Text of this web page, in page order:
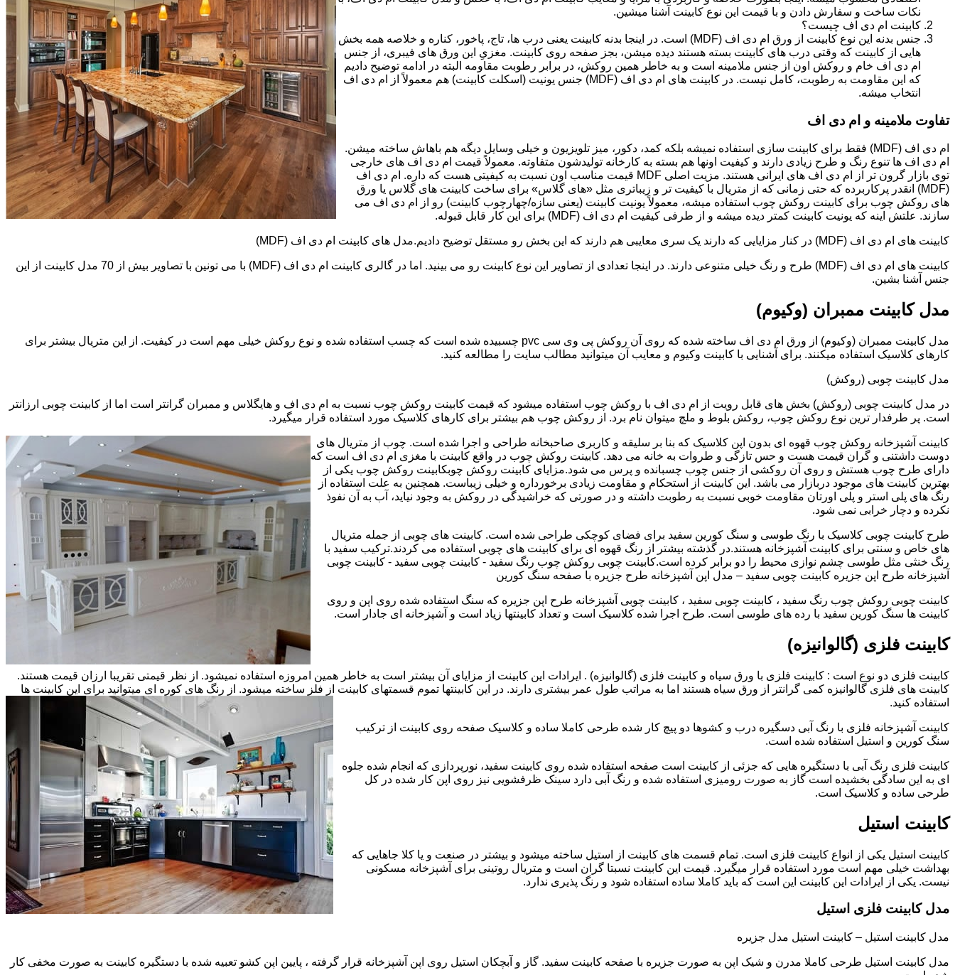
نکات ساخت و سفارش دادن و با قیمت این نوع کابینت آشنا میشین.
کابینت ام دی اف چیست؟
جنس بدنه این نوع کابینت از ورق ام دی اف (MDF) است. در اینجا بدنه کابینت یعنی درب ها، تاج، پاخور، کناره و خلاصه همه بخش
هایی از کابینت که وقتی درب های کابینت بسته هستند دیده میشن، بجز صفحه روی کابینت. مغزیِ این ورق های فیبری، از جنس
ام دی اف خام و روکش اون از جنس ملامینه است و به خاطر همین روکش، در برابر رطوبت مقاومه البته در ادامه توضیح دادیم
که این مقاومت به رطوبت، کامل نیست. در کابینت های ام دی اف (MDF) جنس یونیت (اسکلت کابینت) هم معمولاً از ام دی اف
انتخاب میشه.
تفاوت ملامینه و ام دی اف
ام دی اف (MDF) فقط برای کابینت سازی استفاده نمیشه بلکه کمد، دکور، میز تلویزیون و خیلی وسایل دیگه هم باهاش ساخته میشن.
ام دی اف ها تنوع رنگ و طرح زیادی دارند و کیفیت اونها هم بسته به کارخانه تولیدشون متفاوته. معمولاً قیمت ام دی اف های خارجی
توی بازار گرون تر از ام دی اف های ایرانی هستند. مزیت اصلی MDF قیمت مناسب اون نسبت به کیفیتی هست که داره. ام دی اف
(MDF) انقدر پرکاربرده که حتی زمانی که از متریال با کیفیت تر و زیباتری مثل «های گلاس» برای ساخت کابینت های گلاس یا ورق
های روکش چوب برای کابینت روکش چوب استفاده میشه، معمولاً یونیت کابینت (یعنی سازه/چهارچوب کابینت) رو از ام دی اف می
سازند. علتش اینه که یونیت کابینت کمتر دیده میشه و از طرفی کیفیت ام دی اف (MDF) برای این کار قابل قبوله.
کابینت های ام دی اف (MDF) در کنار مزایایی که دارند یک سری معایبی هم دارند که این بخش رو مستقل توضیح دادیم.مدل های کابینت ام دی اف (MDF)
کابینت های ام دی اف (MDF) طرح و رنگ خیلی متنوعی دارند. در اینجا تعدادی از تصاویر این نوع کابینت رو می بینید. اما در گالری کابینت ام دی اف (MDF) با می تونین با تصاویر بیش از 70 مدل کابینت از این
جنس آشنا بشین.
مدل کابینت ممبران (وکیوم)
مدل کابینت ممبران (وکیوم) از ورق ام دی اف ساخته شده که روی آن روکش پی وی سی pvc چسبیده شده است که چسب استفاده شده و نوع روکش خیلی مهم است در کیفیت. از این متریال بیشتر برای
کارهای کلاسیک استفاده میکنند. برای آشنایی با کابینت وکیوم و معایب آن میتوانید مطالب سایت را مطالعه کنید.
مدل کابینت چوبی (روکش)
در مدل کابینت چوبی (روکش) بخش های قابل رویت از ام دی اف با روکش چوب استفاده میشود که قیمت کابینت روکش چوب نسبت به ام دی اف و هایگلاس و ممبران گرانتر است اما از کابینت چوبی ارزانتر
است. پر طرفدار ترین نوع روکش چوب، روکش بلوط و ملچ میتوان نام برد. از روکش چوب هم بیشتر برای کارهای کلاسیک مورد استفاده قرار میگیرد.
کابینت آشپزخانه روکش چوب قهوه ای بدون اپن کلاسیک که بنا بر سلیقه و کاربری صاحبخانه طراحی و اجرا شده است. چوب از متریال های
دوست داشتنی و گران قیمت هست و حس تازگی و طروات به خانه می دهد. کابینت روکش چوب در واقع کابینت با مغزی ام دی اف است که
دارای طرح چوب هستش و روی آن روکشی از جنس چوب چسبانده و پرس می شود.مزایای کابینت روکش چوبکابینت روکش چوب یکی از
بهترین کابینت های موجود دربازار می باشد. این کابینت از استحکام و مقاومت زیادی برخورداره و خیلی زیباست. همچنین به علت استفاده از
رنگ های پلی استر و پلی اورتان مقاومت خوبی نسبت به رطوبت داشته و در صورتی که خراشیدگی در روکش به وجود نیاید، آب به آن نفوذ
نکرده و دچار خرابی نمی شود.
طرح کابینت چوبی کلاسیک با رنگ طوسی و سنگ کورین سفید برای فضای کوچکی طراحی شده است. کابینت های چوبی از جمله متریال
های خاص و سنتی برای کابینت آشپزخانه هستند.در گذشته بیشتر از رنگ قهوه ای برای کابینت های چوبی استفاده می کردند.ترکیب سفید با
رنگ خنثی مثل طوسی چشم نوازی محیط را دو برابر کرده است.کابینت چوبی روکش چوب رنگ سفید - کابینت چوبی سفید - کابینت چوبی
آشپزخانه طرح اپن جزیره کابینت چوبی سفید – مدل اپن آشپزخانه طرح جزیره با صفحه سنگ کورین
کابینت چوبی روکش چوب رنگ سفید ، کابینت چوبی سفید ، کابینت چوبی آشپزخانه طرح اپن جزیره که سنگ استفاده شده روی اپن و روی
کابینت ها سنگ کورین سفید با رده های طوسی است. طرح اجرا شده کلاسیک است و تعداد کابینتها زیاد است و آشپزخانه ای جادار است.
کابینت فلزی (گالوانیزه)
کابینت فلزی دو نوع است : کابینت فلزی با ورق سیاه و کابینت فلزی (گالوانیزه) . ایرادات این کابینت از مزایای آن بیشتر است به خاطر همین امروزه استفاده نمیشود. از نظر قیمتی تقریبا ارزان قیمت هستند.
کابینت های فلزی گالوانیزه کمی گرانتر از ورق سیاه هستند اما به مراتب طول عمر بیشتری دارند. در این کابینتها تموم قسمتهای کابینت از فلز ساخته میشود. از رنگ های کوره ای میتوانید برای این کابینت ها
استفاده کنید.
کابینت آشپزخانه فلزی با رنگ آبی دسگیره درب و کشوها دو پیچ کار شده طرحی کاملا ساده و کلاسیک صفحه روی کابینت از ترکیب
سنگ کورین و استیل استفاده شده است.
کابینت فلزی رنگ آبی با دستگیره هایی که جزئی از کابینت است صفحه استفاده شده روی کابینت سفید، نورپردازی که انجام شده جلوه
ای به این سادگی بخشیده است گاز به صورت رومیزی استفاده شده و رنگ آبی دارد سینک ظرفشویی نیز روی اپن کار شده در کل
طرحی ساده و کلاسیک است.
کابینت استیل
کابینت استیل یکی از انواع کابینت فلزی است. تمام قسمت های کابینت از استیل ساخته میشود و بیشتر در صنعت و یا کلا جاهایی که
بهداشت خیلی مهم است مورد استفاده قرار میگیرد. قیمت این کابینت نسبتا گران است و متریال روتینی برای آشپزخانه مسکونی
نیست. یکی از ایرادات این کابینت این است که باید کاملا ساده استفاده شود و رنگ پذیری ندارد.
مدل کابینت فلزی استیل
مدل کابینت استیل – کابینت استیل مدل جزیره
مدل کابینت استیل طرحی کاملا مدرن و شیک اپن به صورت جزیره با صفحه کابینت سفید. گاز و آبچکان استیل روی اپن آشپزخانه قرار گرفته ، پایین اپن کشو تعبیه شده با دستگیره کابینت به صورت مخفی کار